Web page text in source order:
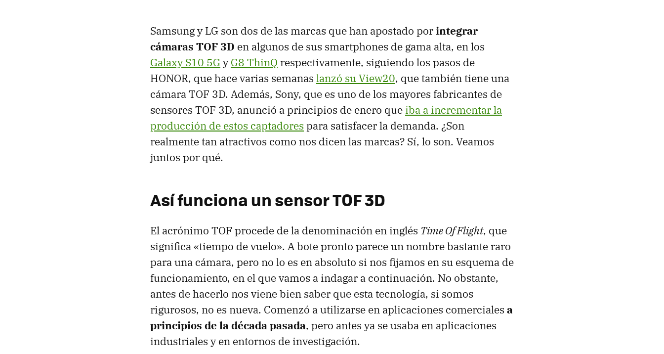
Samsung y LG son dos de las marcas que han apostado porintegrar
cámaras TOF 3D en algunos de sus smartphones de gama alta, en los
Galaxy S10 5GyG8 ThinQ respectivamente, siguiendo los pasos de
HONOR, que hace varias semanas lanzó su View20, que también tiene una
cámara TOF 3D. Además, Sony, que es uno de los mayores fabricantes de
sensores TOF 3D, anunció a principios de enero que iba a incrementar la
producción de estos captadores para satisfacer la demanda. ¿Son
realmente tan atractivos como nos dicen las marcas? Sí, lo son. Veamos
juntos por qué.
Así funciona un sensor TOF 3D
El acrónimo TOF procede de la denominación en inglés Time Of Flight, que
significa «tiempo de vuelo». A bote pronto parece un nombre bastante raro
para una cámara, pero no lo es en absoluto si nos fijamos en su esquema de
funcionamiento, en el que vamos a indagar a continuación. No obstante,
antes de hacerlo nos viene bien saber que esta tecnología, si somos
rigurosos, no es nueva. Comenzó a utilizarse en aplicaciones comerciales a
principios de la década pasada, pero antes ya se usaba en aplicaciones
industriales y en entornos de investigación.